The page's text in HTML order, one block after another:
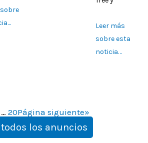
Leer más
sobre esta
noticia…
… 20Página siguiente»
todos los anuncios